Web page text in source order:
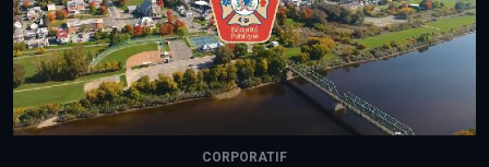
CORPORATIF